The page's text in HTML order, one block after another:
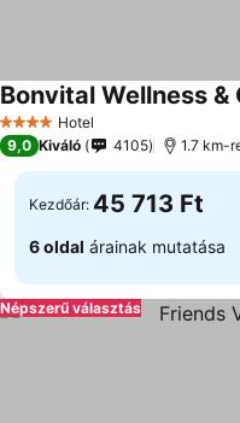
4 KategóriaHotel
Bonvital Wellness &
9,0 Kiváló 4105 1.7 km-
Kezdőár: 45 713 Ft
6 oldal árainak mutatása
Népszerű választás